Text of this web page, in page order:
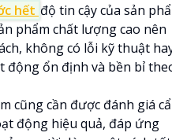
hết độ tin cậy của sản
phẩm chất lượng cao nên
không có lỗi kỹ thuật
động ổn định và bền bỉ
cũng cần được đánh giá
động hiệu quả, đáp ứng